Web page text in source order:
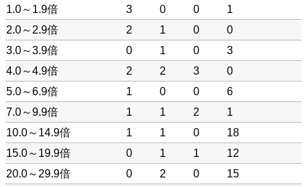
1.0～1.9倍
3 0 0
1
2.0～2.9倍
2 1 0
0
3.0～3.9倍
0 1 0
3
4.0～4.9倍
2 2 3
0
5.0～6.9倍
1 0 0
6
7.0～9.9倍
1 1 2
1
10.0～14.9倍
1 1 0
18
15.0～19.9倍
0 1 1
12
20.0～29.9倍
0 2 0
15